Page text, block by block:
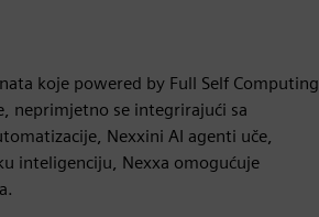
koje powered by Full Self Computing
neprimjetno se integrirajući sa
Nexxini AI agenti uče,
inteligenciju, Nexxa omogućuje